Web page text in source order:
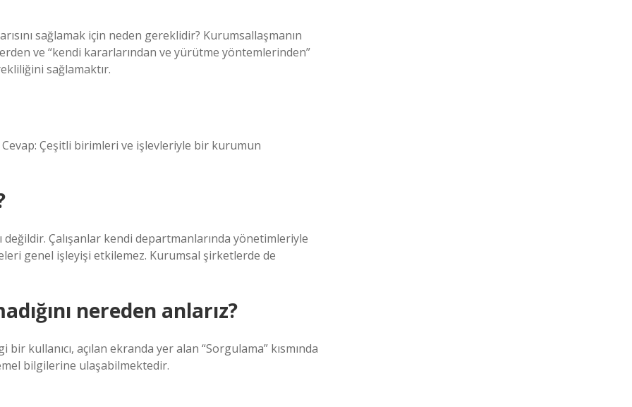
sağlamak için neden gereklidir? Kurumsallaşmanın
ve “kendi kararlarından ve yürütme yöntemlerinden”
sağlamaktır.
Çeşitli birimleri ve işlevleriyle bir kurumun
Çalışanlar kendi departmanlarında yönetimleriyle
genel işleyişi etkilemez. Kurumsal şirketlerde de
nereden anlarız?
kullanıcı, açılan ekranda yer alan “Sorgulama” kısmında
bilgilerine ulaşabilmektedir.